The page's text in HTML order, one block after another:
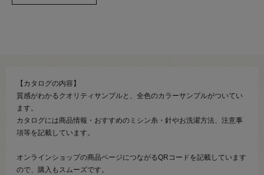
【カタログの内容】
質感がわかるクオリティサンプルと、全色のカラーサンプルがついてい
ます。
カタログには商品情報・おすすめのミシン糸・針やお洗濯方法、注意事
項等を記載しています。
オンラインショップの商品ページにつながるQRコードを記載しています
ので、購入もスムーズです。